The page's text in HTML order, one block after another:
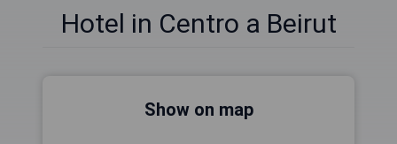
Hotel in Centro a Beirut
Show on map